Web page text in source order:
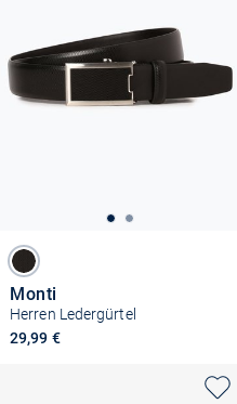
Monti
Herren Ledergürtel
29,99 €